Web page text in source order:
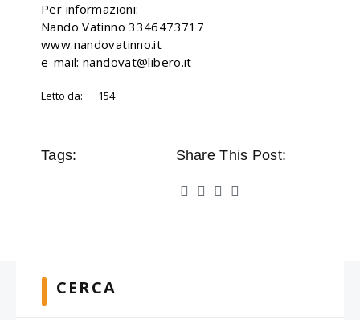
Per informazioni:
Nando Vatinno 3346473717
www.nandovatinno.it
e-mail: nandovat@libero.it
Letto da: 154
Tags: Share This Post:
CERCA